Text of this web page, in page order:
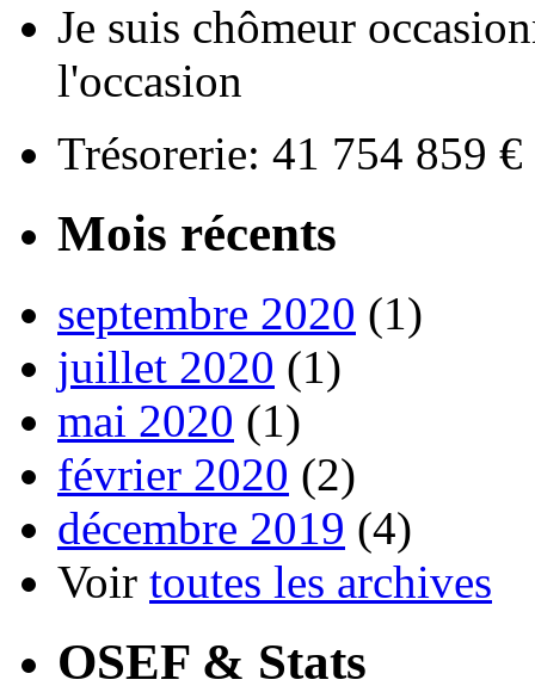
Je suis chômeur
l'occasion
Trésorerie: 41 754 859
Mois récents
septembre 2020 (1)
juillet 2020 (1)
mai 2020 (1)
février 2020 (2)
décembre 2019 (4)
Voir toutes les archives
OSEF & Stats